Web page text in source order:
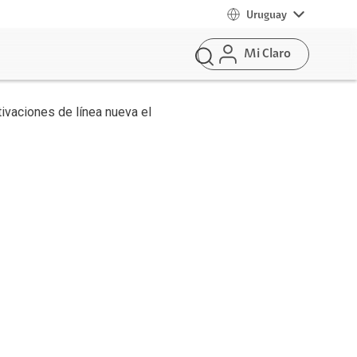
Uruguay
Mi Claro
de línea nueva el